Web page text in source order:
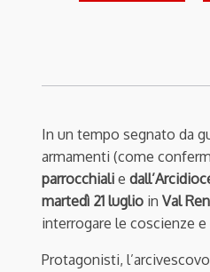
In un tempo segnato da
armamenti (come
parrocchiali e
martedì 21 luglio in Val
interrogare le coscienze
Protagonisti,